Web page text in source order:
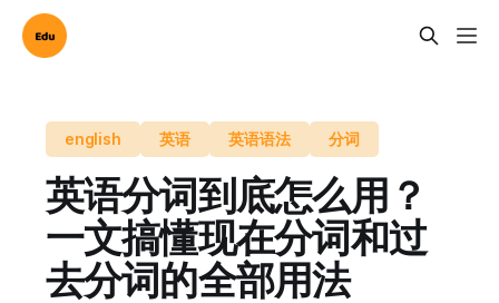
english 英语 英语语法 分词
英语分词到底怎么用？
一文搞懂现在分词和过
去分词的全部用法